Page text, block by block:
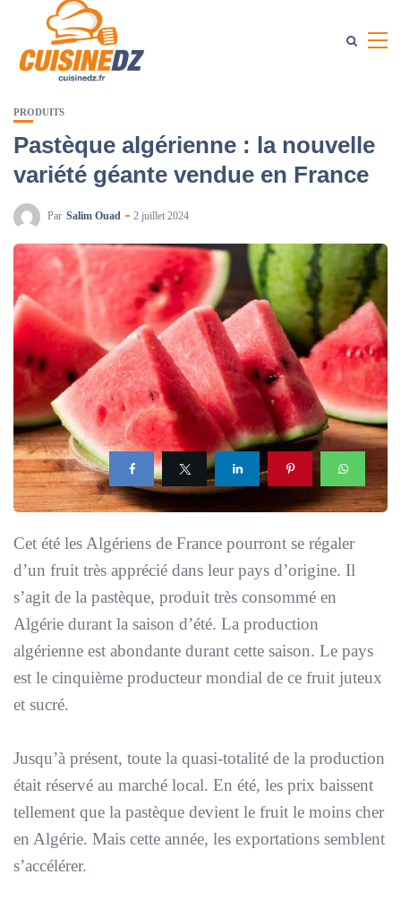
PRODUITS
Pastèque algérienne : la nouvelle
variété géante vendue en France
Par Salim Ouad 2 juillet 2024
Cet été les Algériens de France pourront se régaler
d’un fruit très apprécié dans leur pays d’origine. Il
s’agit de la pastèque, produit très consommé en
Algérie durant la saison d’été. La production
algérienne est abondante durant cette saison. Le pays
est le cinquième producteur mondial de ce fruit juteux
et sucré.
Jusqu’à présent, toute la quasi-totalité de la production
était réservé au marché local. En été, les prix baissent
tellement que la pastèque devient le fruit le moins cher
en Algérie. Mais cette année, les exportations semblent
s’accélérer.